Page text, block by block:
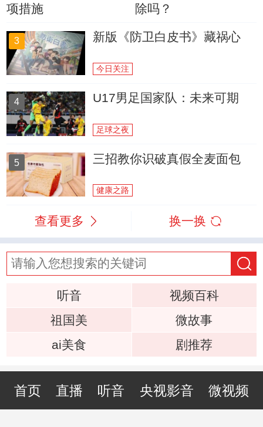
项措施
除吗？
3 新版《防卫白皮书》藏祸心
今日关注
4 U17男足国家队：未来可期
足球之夜
5 三招教你识破真假全麦面包
健康之路
查看更多 换一换
听音
视频百科
祖国美
微故事
ai美食
剧推荐
首页 直播 听音 央视影音 微视频